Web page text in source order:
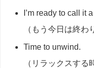
I’m ready to call it
（もう今日は終わ
Time to unwind.
（リラックスする